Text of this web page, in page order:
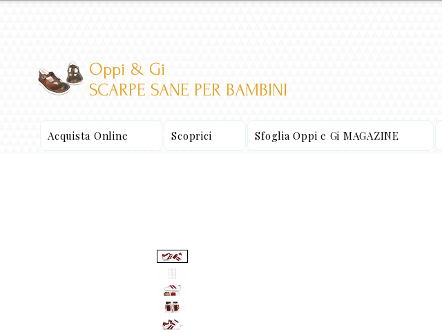
Oppi & Gi
SCARPE SANE PER BAMBINI
Acquista Online Scoprici Sfoglia Oppi e Gi MAGAZINE